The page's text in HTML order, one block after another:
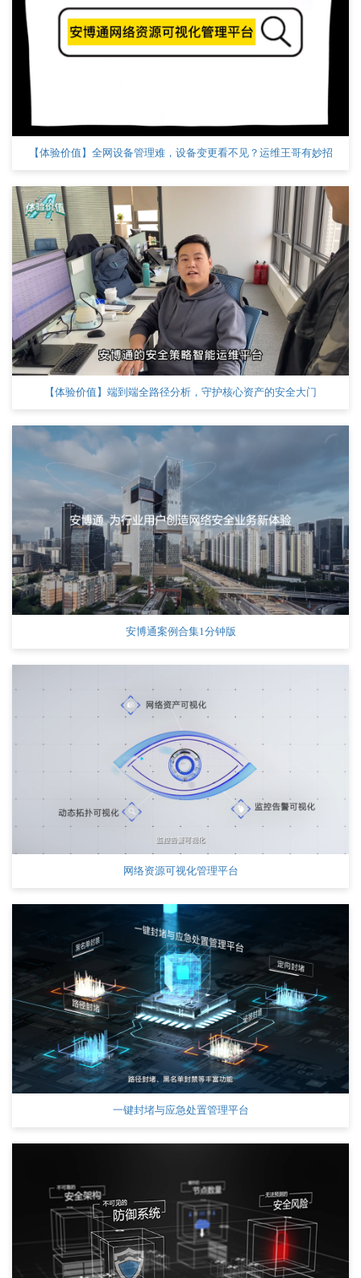
【体验价值】全网设备管理难，设备变更看不见？运维王哥有妙招
【体验价值】端到端全路径分析，守护核心资产的安全大门
安博通案例合集1分钟版
网络资源可视化管理平台
一键封堵与应急处置管理平台